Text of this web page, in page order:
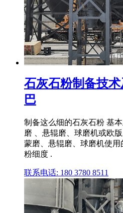
石灰石粉制备技
巴
制备这么细的石灰石粉 基
磨 、悬辊磨、球磨机或欧
蒙磨、悬辊磨、球磨机使
粉细度 .
联系电话: 180 3780 8511